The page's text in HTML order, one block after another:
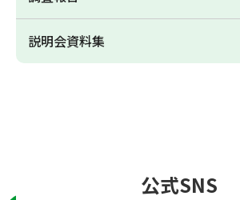
説明会資料集
公式SNS